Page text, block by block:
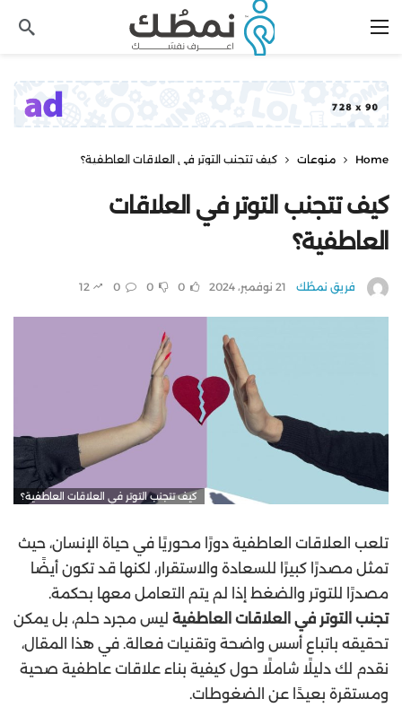
Home منوعات كيف تتجنب التوتر في العلاقات العاطفية؟
كيف تتجنب التوتر في العلاقات
العاطفية؟
فريق نمطُك 21 نوفمبر، 2024 0
0
0
12
كيف تتجنب التوتر في العلاقات العاطفية؟
تلعب العلاقات العاطفية دورًا محوريًا في حياة الإنسان، حيث
تمثل مصدرًا كبيرًا للسعادة والاستقرار، لكنها قد تكون أيضًا
مصدرًا للتوتر والضغط إذا لم يتم التعامل معها بحكمة.
تجنب التوتر في العلاقات العاطفيةليس مجرد حلم، بل يمكن
تحقيقه باتباع أسس واضحة وتقنيات فعالة. في هذا المقال،
نقدم لك دليلًا شاملًا حول كيفية بناء علاقات عاطفية صحية
ومستقرة بعيدًا عن الضغوطات.